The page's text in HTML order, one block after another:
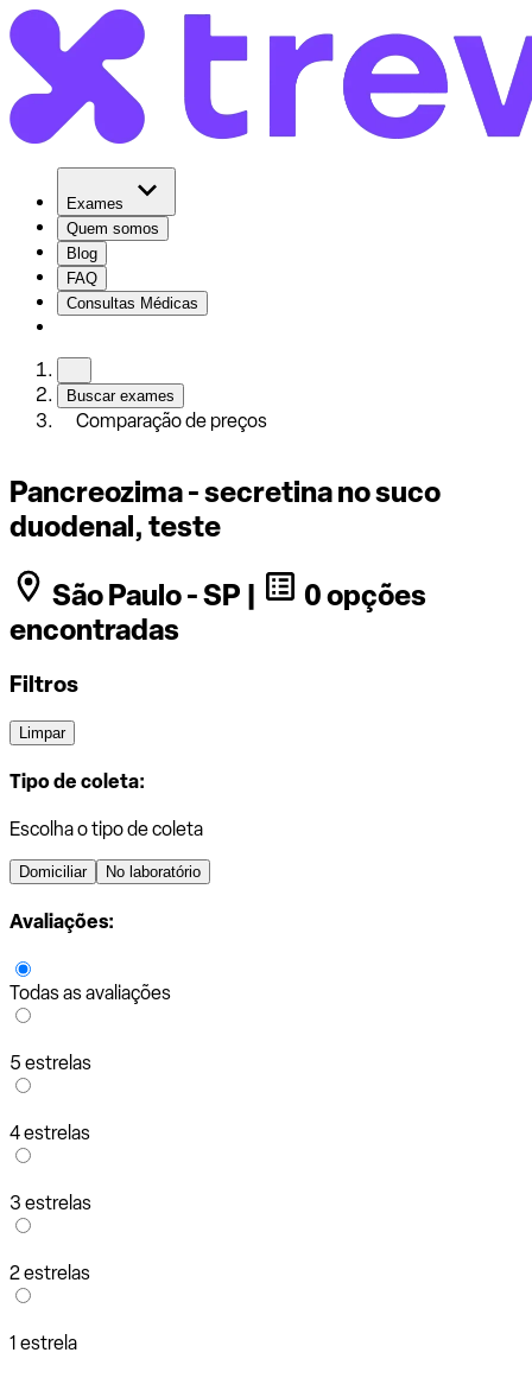
Exames
Quem somos
Blog
FAQ
Consultas Médicas
Buscar exames
Comparação de preços
Pancreozima - secretina no suco
duodenal, teste
São Paulo - SP |
0 opções
encontradas
Filtros
Limpar
Tipo de coleta:
Escolha o tipo de coleta
Domiciliar No laboratório
Avaliações:
Todas as avaliações
5 estrelas
4 estrelas
3 estrelas
2 estrelas
1 estrela